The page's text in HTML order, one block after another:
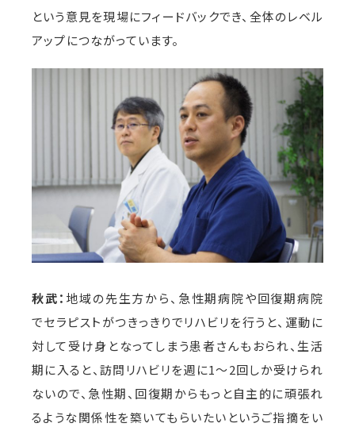
という意見を現場にフィードバックでき、全体のレベル
アップにつながっています。
秋武： 地域の先生方から、急性期病院や回復期病院
でセラピストがつきっきりでリハビリを行うと、運動に
対して受け身となってしまう患者さんもおられ、生活
期に入ると、訪問リハビリを週に1～2回しか受けられ
ないので、急性期、回復期からもっと自主的に頑張れ
るような関係性を築いてもらいたいというご指摘をい